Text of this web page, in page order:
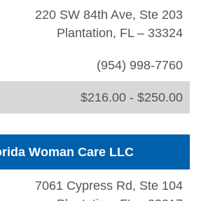
220 SW 84th Ave, Ste 203
Plantation, FL – 33324
(954) 998-7760
$216.00 - $250.00
Woman Care LLC
7061 Cypress Rd, Ste 104